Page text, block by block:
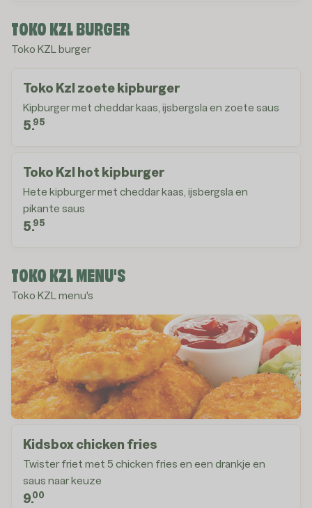
TOKO KZL BURGER
Toko KZL burger
Toko Kzl zoete kipburger
Kipburger met cheddar kaas, ijsbergsla en zoete saus
5.95
Toko Kzl hot kipburger
Hete kipburger met cheddar kaas, ijsbergsla en
pikante saus
5.95
TOKO KZL MENU'S
Toko KZL menu's
Kidsbox chicken fries
Twister friet met 5 chicken fries en een drankje en
saus naar keuze
9.00